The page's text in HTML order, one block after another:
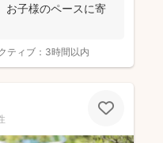
お子様のペースに寄
ティブ： 3時間以内